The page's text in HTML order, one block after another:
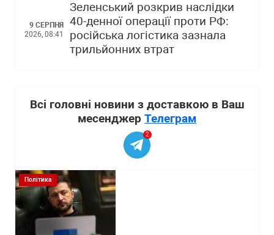
9 СЕРПНЯ
2026, 08:41
Зеленський розкрив наслідки
40-денної операції проти РФ:
російська логістика зазнала
трильйонних втрат
Всі головні новини з доставкою в Ваш
месенджер Телеграм
2
Політика